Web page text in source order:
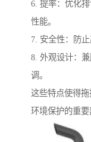
6. 提率：优化
性能。
7. 安全性：防
8. 外观设计：
调。
这些特点使得
环境保护的重要